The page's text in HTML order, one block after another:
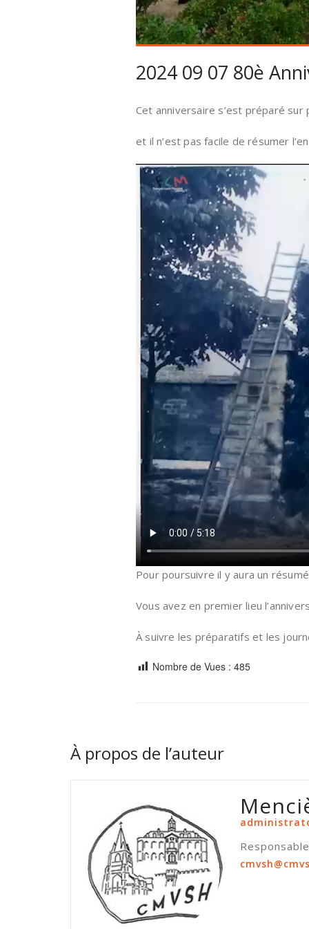
2024 09 07 80è
Cet anniversaire s’est préparé sur
et il n’est pas facile de résumer
Pour poursuivre il y aura un
Vous avez en premier lieu
À suivre les préparatifs et les
Nombre de Vues : 485
À propos de l’auteur